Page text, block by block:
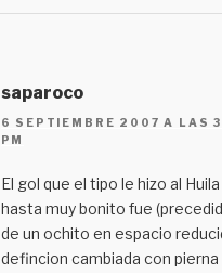
saparoco
6 SEPTIEMBRE 2007 A LAS
PM
El gol que el tipo le hizo al Huila
hasta muy bonito fue
de un ochito en espacio
defincion cambiada con pierna